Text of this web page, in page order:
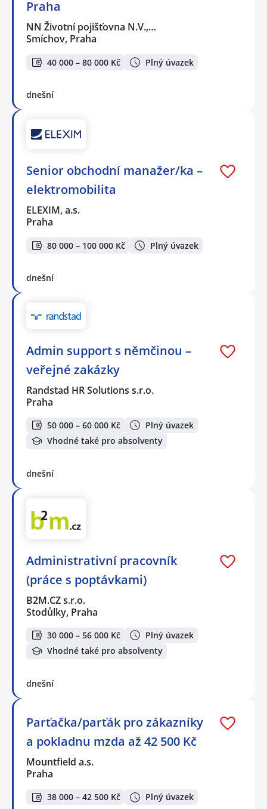
Praha
NN Životní pojišťovna N.V.,…
Smíchov, Praha
40 000 – 80 000 Kč Plný úvazek
dnešní
Senior obchodní manažer/ka –
elektromobilita
ELEXIM, a.s.
Praha
80 000 – 100 000 Kč Plný úvazek
dnešní
Admin support s němčinou –
veřejné zakázky
Randstad HR Solutions s.r.o.
Praha
50 000 – 60 000 Kč
Plný úvazek
Vhodné také pro absolventy
dnešní
Administrativní pracovník
(práce s poptávkami)
B2M.CZ s.r.o.
Stodůlky, Praha
30 000 – 56 000 Kč
Plný úvazek
Vhodné také pro absolventy
dnešní
Parťačka/parťák pro zákazníky
a pokladnu mzda až 42 500 Kč
Mountfield a.s.
Praha
38 000 – 42 500 Kč Plný úvazek